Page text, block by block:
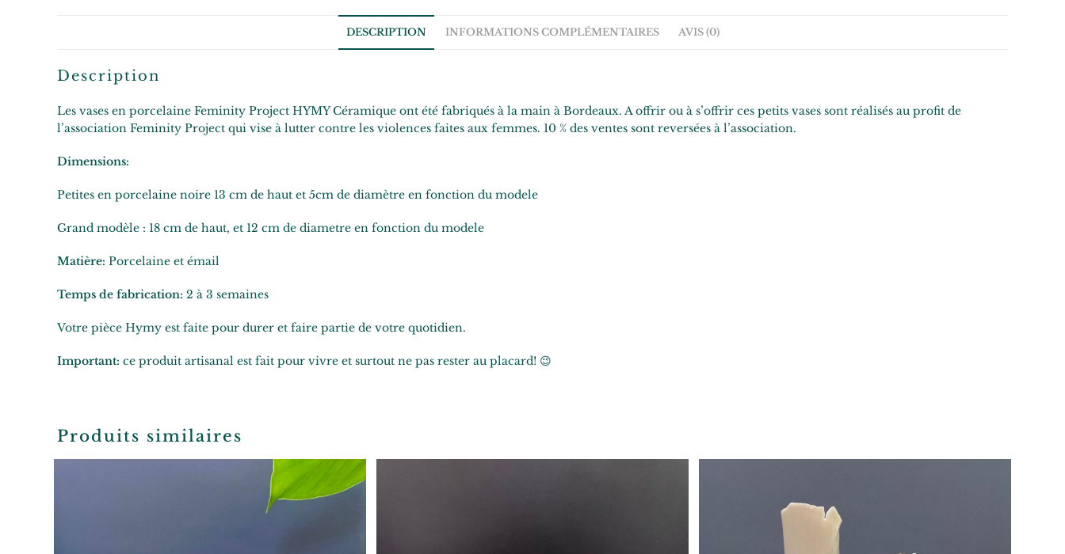
DESCRIPTION INFORMATIONS COMPLÉMENTAIRES AVIS (0)
Description
Les vases en porcelaine Feminity Project HYMY Céramique ont été fabriqués à la main à Bordeaux. A offrir ou à s’offrir ces petits vases sont réalisés au profit de
l’association Feminity Project qui vise à lutter contre les violences faites aux femmes. 10 % des ventes sont reversées à l’association.
Dimensions:
Petites en porcelaine noire 13 cm de haut et 5cm de diamètre en fonction du modele
Grand modèle : 18 cm de haut, et 12 cm de diametre en fonction du modele
Matière: Porcelaine et émail
Temps de fabrication: 2 à 3 semaines
Votre pièce Hymy est faite pour durer et faire partie de votre quotidien.
Important: ce produit artisanal est fait pour vivre et surtout ne pas rester au placard! 😉
Produits similaires